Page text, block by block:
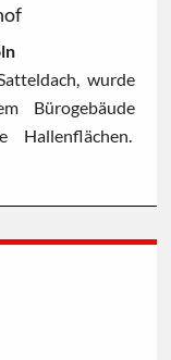
wurde
Bürogebäude